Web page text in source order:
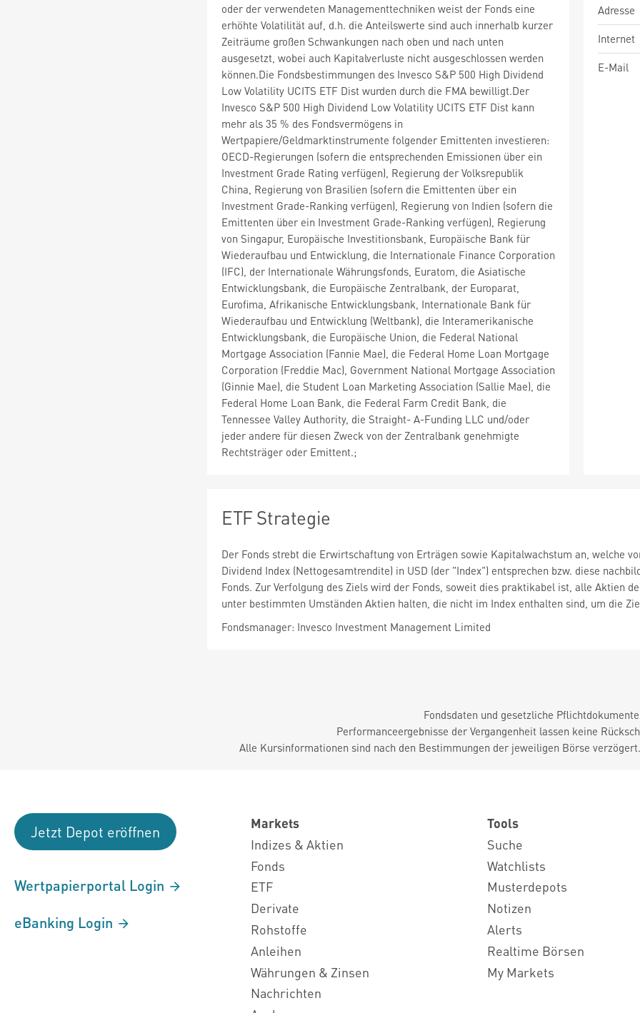
oder der verwendeten Managementtechniken weist der Fonds eine
erhöhte Volatilität auf, d.h. die Anteilswerte sind auch innerhalb kurzer
Zeiträume großen Schwankungen nach oben und nach unten
ausgesetzt, wobei auch Kapitalverluste nicht ausgeschlossen werden
können.Die Fondsbestimmungen des Invesco S&P 500 High Dividend
Low Volatility UCITS ETF Dist wurden durch die FMA bewilligt.Der
Invesco S&P 500 High Dividend Low Volatility UCITS ETF Dist kann
mehr als 35 % des Fondsvermögens in
Wertpapiere/Geldmarktinstrumente folgender Emittenten investieren:
OECD-Regierungen (sofern die entsprechenden Emissionen über ein
Investment Grade Rating verfügen), Regierung der Volksrepublik
China, Regierung von Brasilien (sofern die Emittenten über ein
Investment Grade-Ranking verfügen), Regierung von Indien (sofern die
Emittenten über ein Investment Grade-Ranking verfügen), Regierung
von Singapur, Europäische Investitionsbank, Europäische Bank für
Wiederaufbau und Entwicklung, die Internationale Finance Corporation
(IFC), der Internationale Währungsfonds, Euratom, die Asiatische
Entwicklungsbank, die Europäische Zentralbank, der Europarat,
Eurofima, Afrikanische Entwicklungsbank, Internationale Bank für
Wiederaufbau und Entwicklung (Weltbank), die Interamerikanische
Entwicklungsbank, die Europäische Union, die Federal National
Mortgage Association (Fannie Mae), die Federal Home Loan Mortgage
Corporation (Freddie Mac), Government National Mortgage Association
(Ginnie Mae), die Student Loan Marketing Association (Sallie Mae), die
Federal Home Loan Bank, die Federal Farm Credit Bank, die
Tennessee Valley Authority, die Straight- A-Funding LLC und/oder
jeder andere für diesen Zweck von der Zentralbank genehmigte
Rechtsträger oder Emittent.;
Adresse
Internet
E-Mail
ETF Strategie
Der Fonds strebt die Erwirtschaftung von Erträgen sowie Kapitalwachstum an, welche
Dividend Index (Nettogesamtrendite) in USD (der "Index") entsprechen bzw. diese
Fonds. Zur Verfolgung des Ziels wird der Fonds, soweit dies praktikabel ist, alle Aktien
unter bestimmten Umständen Aktien halten, die nicht im Index enthalten sind, um die
Fondsmanager: Invesco Investment Management Limited
Fondsdaten und gesetzliche
Performanceergebnisse der Vergangenheit lassen keine
Alle Kursinformationen sind nach den Bestimmungen der jeweiligen Börse
Jetzt Depot eröffnen
Wertpapierportal Login
eBanking Login
Markets
Indizes & Aktien
Fonds
ETF
Derivate
Rohstoffe
Anleihen
Währungen & Zinsen
Nachrichten
Tools
Suche
Watchlists
Musterdepots
Notizen
Alerts
Realtime Börsen
My Markets